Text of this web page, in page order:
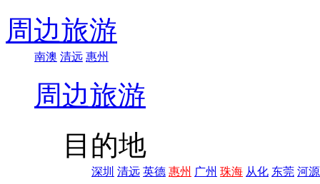
周边旅游
南澳 清远 惠州
周边旅游
目的地
深圳 清远 英德 惠州 广州 珠海 从化 东莞 河源